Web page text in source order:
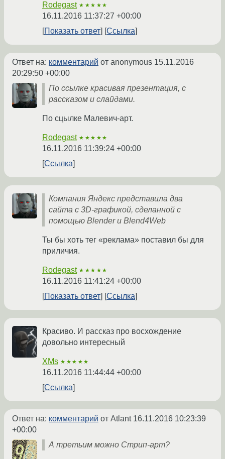
Rodegast ★★★★★
16.11.2016 11:37:27 +00:00
Показать ответ
Ссылка
Ответ на: комментарий от anonymous 15.11.2016
20:29:50 +00:00
По ссылке красивая презентация, с
рассказом и слайдами.
По сцылке Малевич-арт.
Rodegast ★★★★★
16.11.2016 11:39:24 +00:00
Ссылка
Компания Яндекс представила два
сайта c 3D-графикой, сделанной с
помощью Blender и Blend4Web
Ты бы хоть тег «реклама» поставил бы для
приличия.
Rodegast ★★★★★
16.11.2016 11:41:24 +00:00
Показать ответ
Ссылка
Красиво. И рассказ про восхождение
довольно интересный
XMs ★★★★★
16.11.2016 11:44:44 +00:00
Ссылка
Ответ на: комментарий от Atlant 16.11.2016 10:23:39
+00:00
А третьим можно Стрип-арт?